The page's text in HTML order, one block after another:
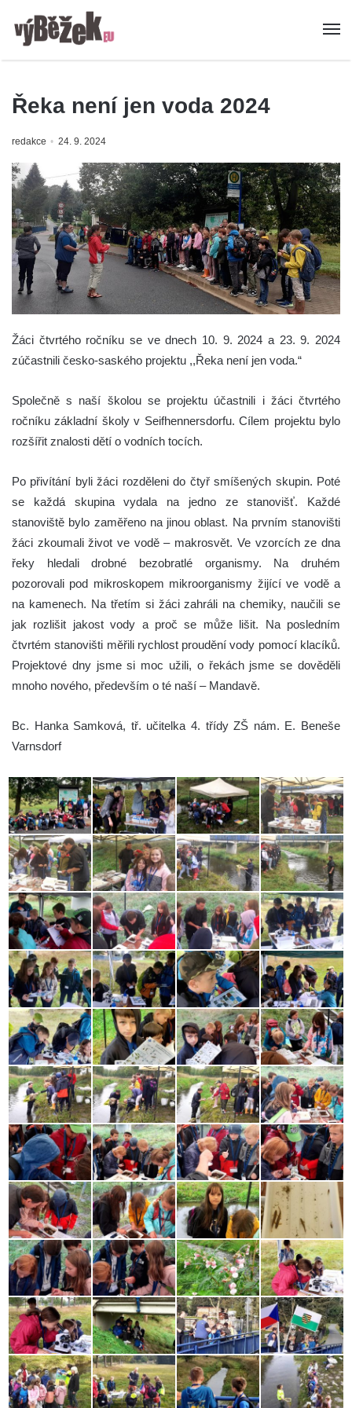
Řeka není jen voda 2024
redakce 24. 9. 2024
Žáci čtvrtého ročníku se ve dnech 10. 9. 2024 a 23. 9. 2024
zúčastnili česko-saského projektu ,,Řeka není jen voda.“
Společně s naší školou se projektu účastnili i žáci čtvrtého
ročníku základní školy v Seifhennersdorfu. Cílem projektu bylo
rozšířit znalosti dětí o vodních tocích.
Po přivítání byli žáci rozděleni do čtyř smíšených skupin. Poté
se každá skupina vydala na jedno ze stanovišť. Každé
stanoviště bylo zaměřeno na jinou oblast. Na prvním stanovišti
žáci zkoumali život ve vodě – makrosvět. Ve vzorcích ze dna
řeky hledali drobné bezobratlé organismy. Na druhém
pozorovali pod mikroskopem mikroorganismy žijící ve vodě a
na kamenech. Na třetím si žáci zahráli na chemiky, naučili se
jak rozlišit jakost vody a proč se může lišit. Na posledním
čtvrtém stanovišti měřili rychlost proudění vody pomocí klacíků.
Projektové dny jsme si moc užili, o řekách jsme se dověděli
mnoho nového, především o té naší – Mandavě.
Bc. Hanka Samková, tř. učitelka 4. třídy ZŠ nám. E. Beneše
Varnsdorf